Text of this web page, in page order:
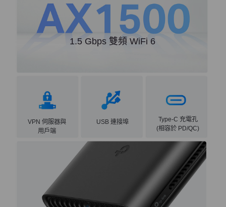
1.5 Gbps 雙頻 WiFi 6
VPN 伺服器與
用戶端
USB 連接埠
Type-C 充電孔
(相容於 PD/QC)